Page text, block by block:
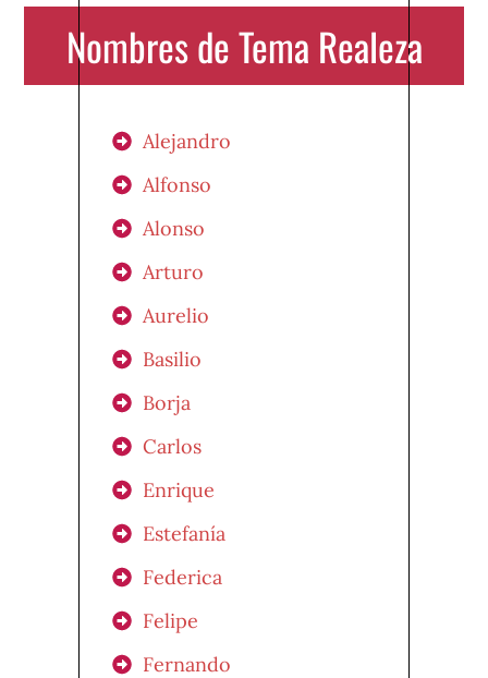
Nombres de Tema Realeza
Alejandro
Alfonso
Alonso
Arturo
Aurelio
Basilio
Borja
Carlos
Enrique
Estefanía
Federica
Felipe
Fernando